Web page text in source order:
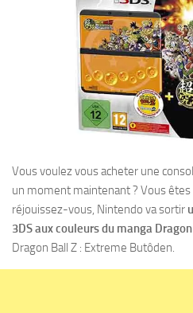
Vous voulez vous acheter une
un moment maintenant ? Vous êtes
réjouissez-vous, Nintendo va sortir
3DS aux couleurs du manga
Dragon Ball Z : Extreme Butôden.